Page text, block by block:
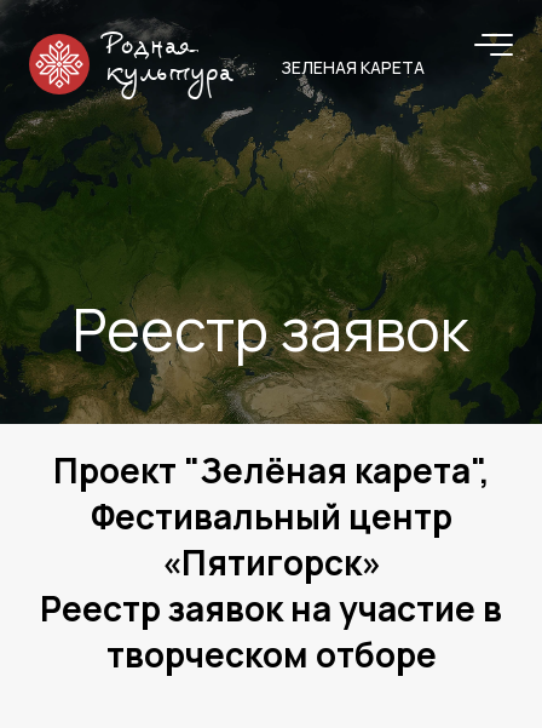
Родная
культура
ЗЕЛЕНАЯ КАРЕТА
Реестр заявок
Проект "Зелёная карета",
Фестивальный центр
«Пятигорск»
Реестр заявок на участие в
творческом отборе